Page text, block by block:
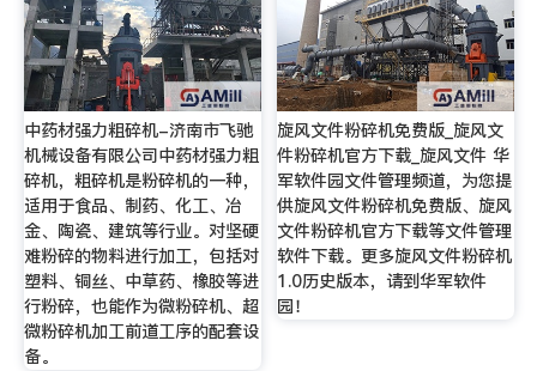
中药材强力粗碎机-济南市飞驰
机械设备有限公司中药材强力粗
碎机，粗碎机是粉碎机的一种，
适用于食品、制药、化工、冶
金、陶瓷、建筑等行业。对坚硬
难粉碎的物料进行加工，包括对
塑料、铜丝、中草药、橡胶等进
行粉碎，也能作为微粉碎机、超
微粉碎机加工前道工序的配套设
备。
旋风文件粉碎机免费版_旋风文
件粉碎机官方下载_旋风文件 华
军软件园文件管理频道，为您提
供旋风文件粉碎机免费版、旋风
文件粉碎机官方下载等文件管理
软件下载。更多旋风文件粉碎机
1.0历史版本，请到华军软件
园！